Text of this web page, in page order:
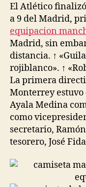
El Atlético
a 9 del Madrid,
equipacion
Madrid, sin
distancia. ↑
rojiblanco». ↑
La primera
Monterrey
Ayala Medina
como
secretario,
tesorero, José